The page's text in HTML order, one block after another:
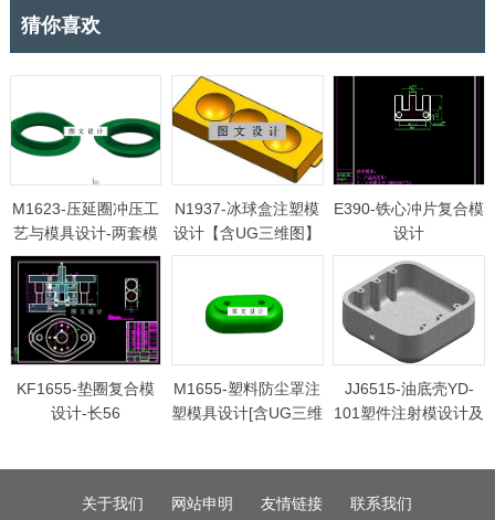
猜你喜欢
M1623-压延圈冲压工
艺与模具设计-两套模
具[含三维图]
N1937-冰球盒注塑模
设计【含UG三维图】
E390-铁心冲片复合模
设计
KF1655-垫圈复合模
设计-长56
M1655-塑料防尘罩注
塑模具设计[含UG三维
JJ6515-油底壳YD-
101塑件注射模设计及
关于我们 网站申明 友情链接 联系我们